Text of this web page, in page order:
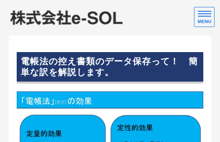
会社案内
電帳法の控え書類のデータ保存って！ 簡
単な訳を解説します。